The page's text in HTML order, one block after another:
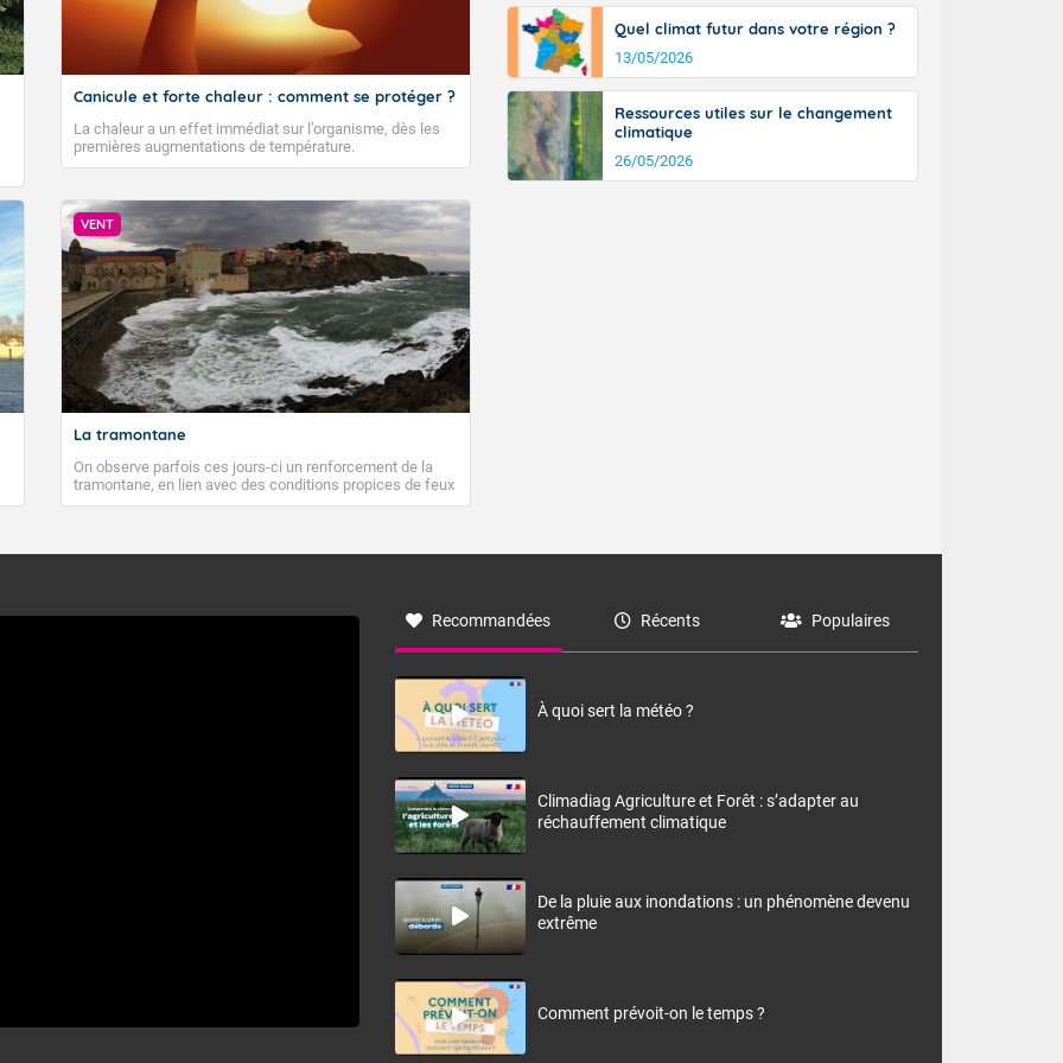
Canicule et forte chaleur : comment se protéger ?
La chaleur a un effet immédiat sur l’organisme, dès les
premières augmentations de température.
VENT
La tramontane
On observe parfois ces jours-ci un renforcement de la
tramontane, en lien avec des conditions propices de feux
de forêt. Mais qu'est-ce que la tramontane ? Quelles sont
à nord-ouest, dans un secteur qui part du Roussillon à la
monts, en allusion aux régions montagneuses d’où
Quel climat futur dans votre région ?
13/05/2026
Ressources utiles sur le changement
climatique
26/05/2026
Recommandées Récents Populaires
À quoi sert la météo ?
Climadiag Agriculture et Forêt : s’adapter au
réchauffement climatique
De la pluie aux inondations : un phénomène devenu
extrême
Comment prévoit-on le temps ?